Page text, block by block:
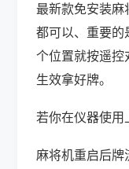
最新款免安装麻
都可以、重要的
个位置就按遥控
生效拿好牌。
若你在仪器使用
麻将机重启后牌